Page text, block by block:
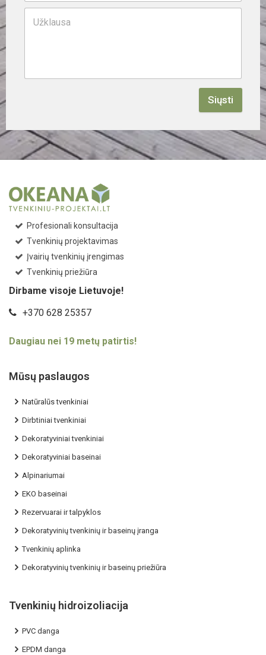
Siųsti
Profesionali konsultacija
Tvenkinių projektavimas
Įvairių tvenkinių įrengimas
Tvenkinių priežiūra
Dirbame visoje Lietuvoje!
+370 628 25357
Daugiau nei 19 metų patirtis!
Mūsų paslaugos
Natūralūs tvenkiniai
Dirbtiniai tvenkiniai
Dekoratyviniai tvenkiniai
Dekoratyviniai baseinai
Alpinariumai
EKO baseinai
Rezervuarai ir talpyklos
Dekoratyvinių tvenkinių ir baseinų įranga
Tvenkinių aplinka
Dekoratyvinių tvenkinių ir baseinų priežiūra
Tvenkinių hidroizoliacija
PVC danga
EPDM danga